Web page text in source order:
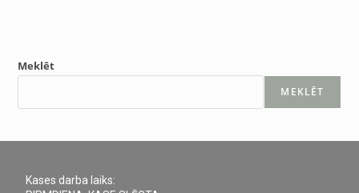
Meklēt
MEKLĒT
Kases darba laiks: